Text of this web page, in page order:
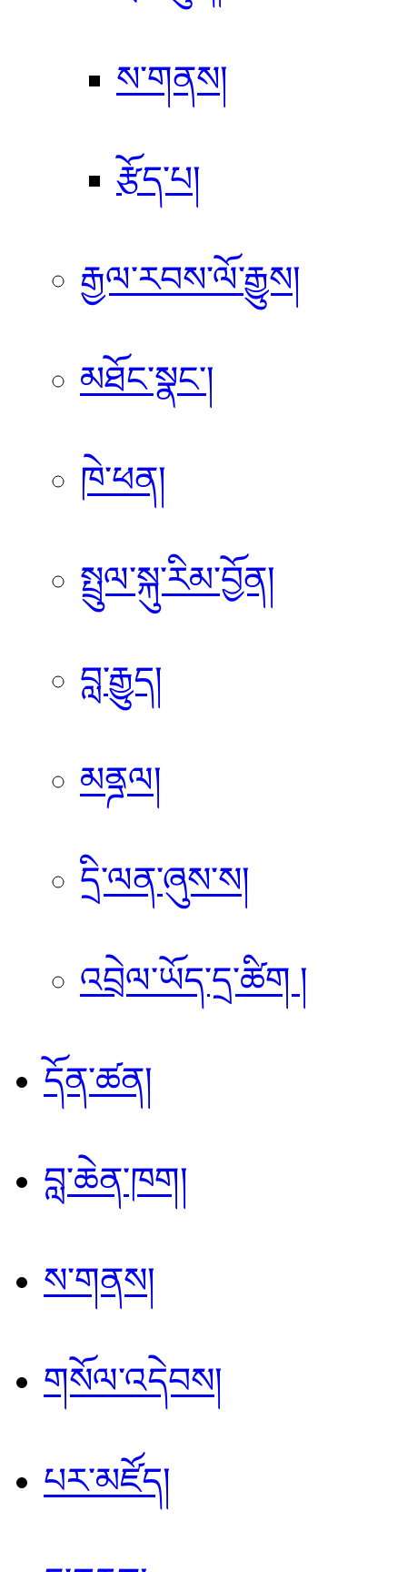
ས་གནས།
རྩོད་པ།
རྒྱལ་རབས་ལོ་རྒྱུས།
མཐོང་སྣང་།
ཁེ་ཕན།
སྤྲུལ་སྐུ་རིམ་བྱོན།
བླ་རྒྱུད།
མནྜལ།
དྲི་ལན་ཞུས་ས།
འབྲེལ་ཡོད་དྲ་ཚིག །
དོན་ཚན།
བླ་ཆེན་ཁག།
ས་གནས།
གསོལ་འདེབས།
པར་མཛོད།